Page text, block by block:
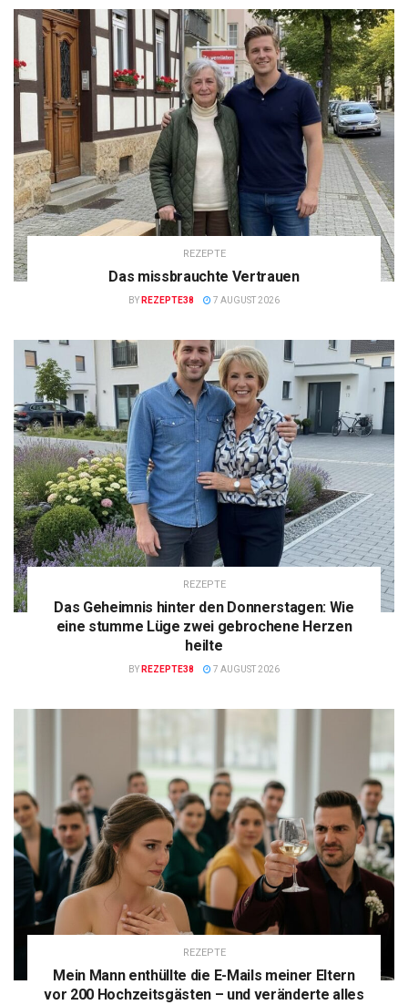
REZEPTE
Das missbrauchte Vertrauen
BY REZEPTE38 7 AUGUST 2026
REZEPTE
Das Geheimnis hinter den Donnerstagen: Wie
eine stumme Lüge zwei gebrochene Herzen
heilte
BY REZEPTE38 7 AUGUST 2026
REZEPTE
Mein Mann enthüllte die E-Mails meiner Eltern
vor 200 Hochzeitsgästen – und veränderte alles